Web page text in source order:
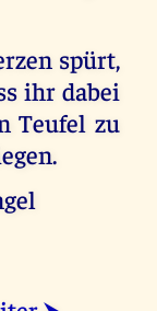
spürt,
ihr dabei
Teufel zu